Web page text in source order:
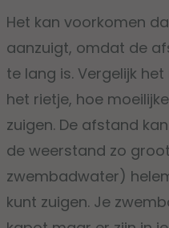
Het kan voorkomen
aanzuigt, omdat de
te lang is. Vergelijk
het rietje, hoe
zuigen. De afstand
de weerstand zo
zwembadwater)
kunt zuigen. Je